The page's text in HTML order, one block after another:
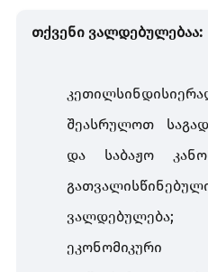
თქვენი ვალდებულებაა:
შეასრულოთ
და საბაჟო
ვალდებულება;
ეკონომიკური